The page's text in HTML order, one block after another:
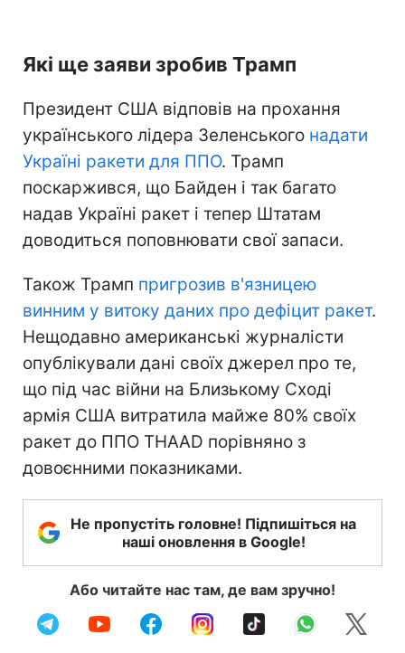
Які ще заяви зробив Трамп
Президент США відповів на прохання
українського лідера Зеленського надати
Україні ракети для ППО. Трамп
поскаржився, що Байден і так багато
надав Україні ракет і тепер Штатам
доводиться поповнювати свої запаси.
Також Трамп пригрозив в'язницею
винним у витоку даних про дефіцит ракет.
Нещодавно американські журналісти
опублікували дані своїх джерел про те,
що під час війни на Близькому Сході
армія США витратила майже 80% своїх
ракет до ППО THAAD порівняно з
довоєнними показниками.
Не пропустіть головне! Підпишіться на
наші оновлення в Google!
Або читайте нас там, де вам зручно!